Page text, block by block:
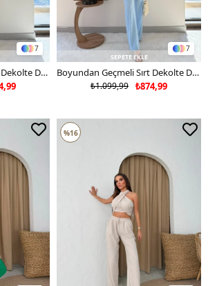
7
Boyundan Geçmeli Sırt Dekolte Detay Bluz ve Pantolonlu Gofre İkili Takım Sarı 2325
7
SEPETE EKLE
Boyundan Geçmeli Sırt Dekolte Detay Bluz ve Pantolonlu Gofre İkili Takım Mavi 2325
₺874,99
₺1.099,99
%16